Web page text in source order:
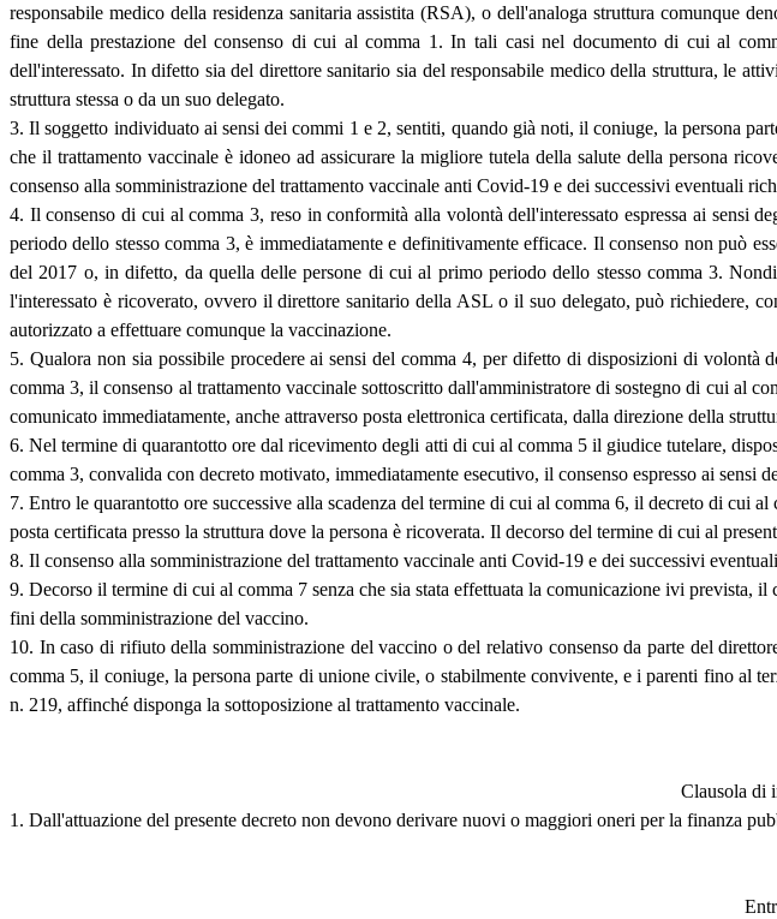
responsabile medico della residenza sanitaria assistita (RSA), o dell'analoga struttura comunque
fine della prestazione del consenso di cui al comma 1. In tali casi nel documento di cui al
dell'interessato. In difetto sia del direttore sanitario sia del responsabile medico della struttura, le
struttura stessa o da un suo delegato.
3. Il soggetto individuato ai sensi dei commi 1 e 2, sentiti, quando già noti, il coniuge, la persona
che il trattamento vaccinale è idoneo ad assicurare la migliore tutela della salute della persona
consenso alla somministrazione del trattamento vaccinale anti Covid-19 e dei successivi eventuali
4. Il consenso di cui al comma 3, reso in conformità alla volontà dell'interessato espressa ai
periodo dello stesso comma 3, è immediatamente e definitivamente efficace. Il consenso non può
del 2017 o, in difetto, da quella delle persone di cui al primo periodo dello stesso comma 3.
l'interessato è ricoverato, ovvero il direttore sanitario della ASL o il suo delegato, può richiedere,
autorizzato a effettuare comunque la vaccinazione.
5. Qualora non sia possibile procedere ai sensi del comma 4, per difetto di disposizioni di
comma 3, il consenso al trattamento vaccinale sottoscritto dall'amministratore di sostegno di cui al
comunicato immediatamente, anche attraverso posta elettronica certificata, dalla direzione della
6. Nel termine di quarantotto ore dal ricevimento degli atti di cui al comma 5 il giudice tutelare,
comma 3, convalida con decreto motivato, immediatamente esecutivo, il consenso espresso ai sensi
7. Entro le quarantotto ore successive alla scadenza del termine di cui al comma 6, il decreto di cui
posta certificata presso la struttura dove la persona è ricoverata. Il decorso del termine di cui al
8. Il consenso alla somministrazione del trattamento vaccinale anti Covid-19 e dei successivi
9. Decorso il termine di cui al comma 7 senza che sia stata effettuata la comunicazione ivi prevista,
fini della somministrazione del vaccino.
10. In caso di rifiuto della somministrazione del vaccino o del relativo consenso da parte del
comma 5, il coniuge, la persona parte di unione civile, o stabilmente convivente, e i parenti fino al
n. 219, affinché disponga la sottoposizione al trattamento vaccinale.
Clausola di
1. Dall'attuazione del presente decreto non devono derivare nuovi o maggiori oneri per la finanza